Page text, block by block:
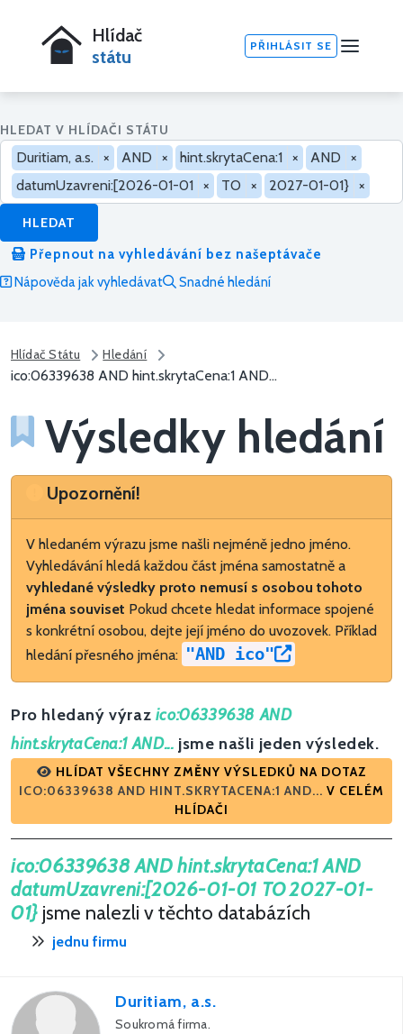
Hlídač
státu
PŘIHLÁSIT SE
HLEDAT V HLÍDAČI STÁTU
Duritiam, a.s. × AND × hint.skrytaCena:1 × AND
×
datumUzavreni:[2026-01-01 × TO × 2027-01-01} ×
HLEDAT
Přepnout na vyhledávání bez našeptávače
Nápověda jak vyhledávat
Snadné hledání
Hlídač Státu Hledání
ico:06339638 AND hint.skrytaCena:1 AND...
Výsledky hledání
Upozornění
Upozornění!
V hledaném výrazu jsme našli nejméně jedno jméno.
Vyhledávání hledá každou část jména samostatně a
vyhledané výsledky proto nemusí s osobou tohoto
jména souviset Pokud chcete hledat informace spojené
s konkrétní osobou, dejte její jméno do uvozovek. Příklad
hledání přesného jména: "AND ico"
Pro hledaný výraz ico:06339638 AND
hint.skrytaCena:1 AND... jsme našli jeden výsledek.
HLÍDAT VŠECHNY ZMĚNY VÝSLEDKŮ NA DOTAZ
ICO:06339638 AND HINT.SKRYTACENA:1 AND... V CELÉM
HLÍDAČI
ico:06339638 AND hint.skrytaCena:1 AND
datumUzavreni:[2026-01-01 TO 2027-01-
01}jsme nalezli v těchto databázích
jednu firmu
Duritiam, a.s.
Soukromá firma.